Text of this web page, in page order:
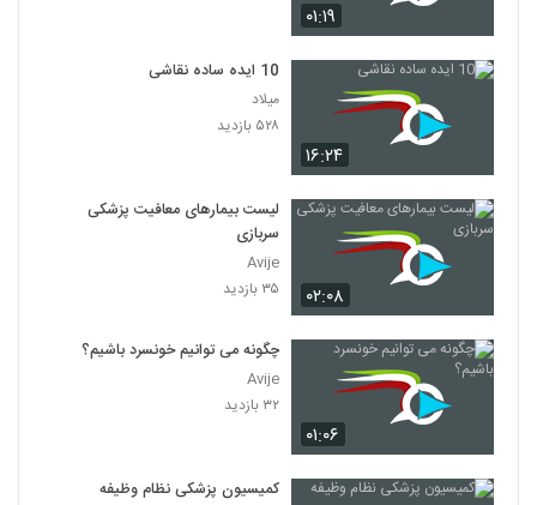
۰۱:۱۹
۱۶:۲۴
10 ایده ساده نقاشی
میلاد
۵۲۸ بازدید
۰۲:۰۸
لیست بیمارهای معافیت پزشکی
سربازی
Avije
۳۵ بازدید
۰۱:۰۶
چگونه می توانیم خونسرد باشیم؟
Avije
۳۲ بازدید
کمیسیون پزشکی نظام وظیفه